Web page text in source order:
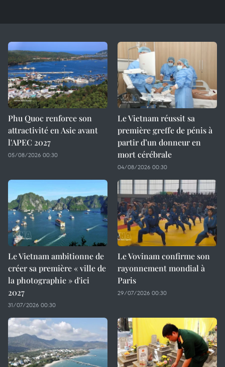
Phu Quoc renforce son
attractivité en Asie avant
l'APEC 2027
05/08/2026 00:30
Le Vietnam réussit sa
première greffe de pénis à
partir d’un donneur en
mort cérébrale
04/08/2026 00:30
Le Vietnam ambitionne de
créer sa première « ville de
la photographie » d'ici
2027
31/07/2026 00:30
Le Vovinam confirme son
rayonnement mondial à
Paris
29/07/2026 00:30